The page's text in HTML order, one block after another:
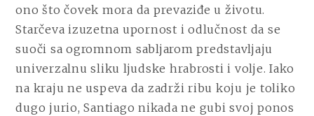
ono što čovek mora da prevaziđe u životu.
Starčeva izuzetna upornost i odlučnost da se
suoči sa ogromnom sabljarom predstavljaju
univerzalnu sliku ljudske hrabrosti i volje. Iako
na kraju ne uspeva da zadrži ribu koju je toliko
dugo jurio, Santiago nikada ne gubi svoj ponos